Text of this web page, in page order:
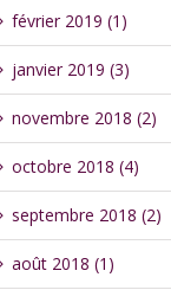
février 2019 (1)
janvier 2019 (3)
novembre 2018 (2)
octobre 2018 (4)
septembre 2018 (2)
août 2018 (1)